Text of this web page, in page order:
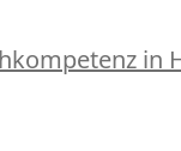
in